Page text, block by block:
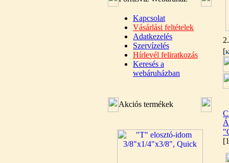
Kapcsolat
Vásárlási feltételek
Adatkezelés
Szervízelés
Hírlevél feliratkozás
Keresés a
webáruházban
Akciós termékek
[